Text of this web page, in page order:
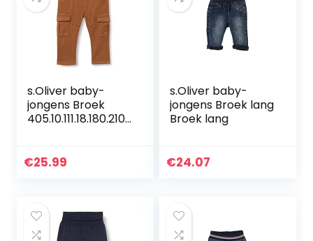
s.Oliver baby-
jongens Broek
405.10.111.18.180.2107
€25.99
s.Oliver baby-
jongens Broek lang
Broek lang
€24.07